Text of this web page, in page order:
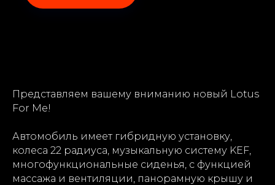
Представляем вашему вниманию новый Lotus
For Me!
Автомобиль имеет гибридную установку,
колеса 22 радиуса, музыкальную систему KEF,
многофункциональные сиденья, с функцией
массажа и вентиляции, панорамную крышу и